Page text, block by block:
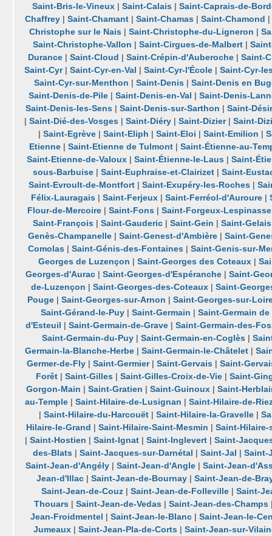
Saint-Bris-le-Vineux |Saint-Calais |Saint-Caprais-de-
Chaffrey| Saint-Chamant| Saint-Chamas| Saint-Chamond |
Christophe sur le Nais| Saint-Christophe-du-Ligneron |
Saint-Christophe-Vallon |Saint-Cirgues-de-Malbert |
Durance| Saint-Cloud | Saint-Crépin-d'Auberoche| Saint-
Saint-Cyr|Saint-Cyr-en-Val |Saint-Cyr-l'École |Saint-Cyr-
Saint-Cyr-sur-Menthon |Saint-Denis |Saint-Denis en
Saint-Denis-de-Pile |Saint-Denis-en-Val |Saint-Denis-
Saint-Denis-les-Sens |Saint-Denis-sur-Sarthon |Saint-
|Saint-Dié-des-Vosges |Saint-Diéry |Saint-Dizier|Saint-
| Saint-Egrève| Saint-Eliph | Saint-Eloi | Saint-Emilion |
Etienne |Saint-Etienne de Tulmont |Saint-Étienne-au-
Saint-Etienne-de-Valoux| Saint-Étienne-le-Laus| Saint-
sous-Barbuise |Saint-Euphraise-et-Clairizet |Saint-
Saint-Evroult-de-Montfort| Saint-Exupéry-les-Roches|
Félix-Lauragais| Saint-Ferjeux| Saint-Ferréol-d'Auroure|
Flour-de-Mercoire |Saint-Fons |Saint-Forgeux-Lespinasse
Saint-François| Saint-Gauderic| Saint-Gein | Saint-Gelais
Genès-Champanelle| Saint-Genest-d'Ambière| Saint-
Comolas| Saint-Génis-des-Fontaines| Saint-Genis-sur-
Georges de Luzençon |Saint-Georges des Coteaux |
Georges-d'Aurac| Saint-Georges-d'Espéranche| Saint-
de-Luzençon | Saint-Georges-des-Coteaux| Saint-
Pouge |Saint-Georges-sur-Arnon |Saint-Georges-sur-
Saint-Gérand-le-Puy |Saint-Germain |Saint-Germain
d'Esteuil | Saint-Germain-de-Grave| Saint-Germain-des-
Saint-Germain-du-Puy |Saint-Germain-en-Coglès |
Germain-la-Blanche-Herbe| Saint-Germain-le-Châtelet|
Germer-de-Fly| Saint-Germier| Saint-Gervais| Saint-
Forêt| Saint-Gilles| Saint-Gilles-Croix-de-Vie| Saint-
Gorgon-Main | Saint-Gratien | Saint-Guinoux| Saint-
au-Temple |Saint-Hilaire-de-Lusignan |Saint-Hilaire-de-
| Saint-Hilaire-du-Harcouët| Saint-Hilaire-la-Gravelle|
Hilaire-le-Grand |Saint-Hilaire-Saint-Mesmin |Saint-
|Saint-Hostien |Saint-Ignat |Saint-Inglevert |Saint-
des-Blats| Saint-Jacques-sur-Darnétal | Saint-Jal | Saint-
Saint-Jean-d'Angély |Saint-Jean-d'Angle |Saint-Jean-
Jean-d'Illac| Saint-Jean-de-Bournay| Saint-Jean-de-
Saint-Jean-de-Couz |Saint-Jean-de-Folleville |Saint-
Thouars |Saint-Jean-de-Vedas |Saint-Jean-des-Champs
Jean-Froidmentel |Saint-Jean-le-Blanc |Saint-Jean-le-
Jumeaux |Saint-Jean-Pla-de-Corts |Saint-Jean-sur-